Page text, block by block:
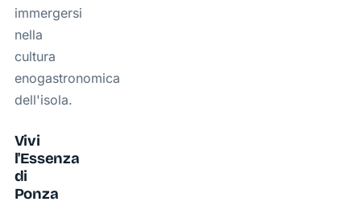
immergersi
nella
cultura
enogastronomica
dell'isola.
Vivi
l'Essenza
di
Ponza